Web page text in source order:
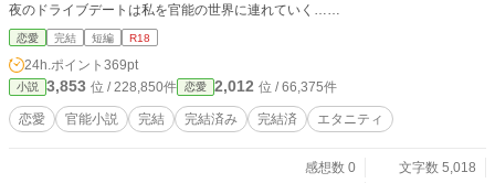
夜のドライブデートは私を官能の世界に連れていく……
恋愛 完結 短編 R18
24h.ポイント 369pt
小説 3,853 位 / 228,850件 恋愛 2,012 位 / 66,375件
恋愛 官能小説 完結 完結済み 完結済 エタニティ
感想数 0
文字数 5,018